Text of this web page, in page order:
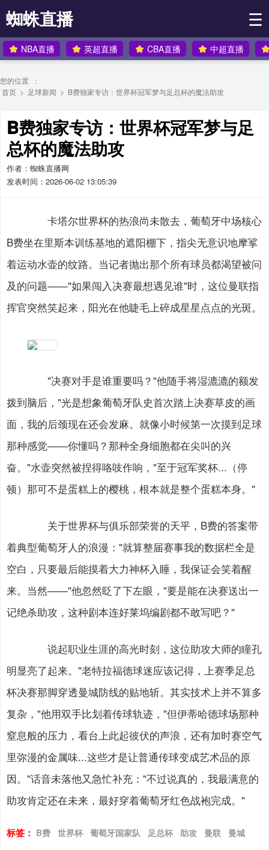
蜘蛛直播 ☰
NBA直播 英超直播 CBA直播 中超直播
您的位置 ：
首页 > 足球新闻 > B费独家专访：世界杯冠军梦与足总杯的魔法助攻
B费独家专访：世界杯冠军梦与足
总杯的魔法助攻
作者：蜘蛛直播网
发表时间：2026-06-02 13:05:39
卡塔尔世界杯的热浪尚未散去，葡萄牙中场核心
B费坐在里斯本训练基地的遮阳棚下，指尖无意识地摩挲
着运动水壶的纹路。当记者抛出那个所有球员都渴望被问
及的问题——"如果闯入决赛最想遇见谁"时，这位曼联指
挥官突然笑起来，阳光在他睫毛上碎成星星点点的光斑。
"决赛对手是谁重要吗？"他随手将湿漉漉的额发
拨到脑后，"光是想象葡萄牙队史首次踏上决赛草皮的画
面，我的后颈现在还会发麻。就像小时候第一次摸到足球
那种感觉——你懂吗？那种全身细胞都在尖叫的兴
奋。"水壶突然被捏得咯吱作响，"至于冠军奖杯...（停
顿）那可不是蛋糕上的樱桃，根本就是整个蛋糕本身。"
关于世界杯与俱乐部荣誉的天平，B费的答案带
着典型葡萄牙人的浪漫："就算整届赛事我的数据栏全是
空白，只要最后能摸着大力神杯入睡，我保证会笑着醒
来。当然——"他忽然眨了下左眼，"要是能在决赛送出一
记绝杀助攻，这种剧本连好莱坞编剧都不敢写吧？"
说起职业生涯的高光时刻，这位助攻大师的瞳孔
明显亮了起来。"老特拉福德球迷应该记得，上赛季足总
杯决赛那脚穿透曼城防线的贴地斩。其实技术上并不算多
复杂，"他用双手比划着传球轨迹，"但伊蒂哈德球场那种
窒息般的压力，看台上此起彼伏的声浪，还有加时赛空气
里弥漫的金属味...这些才是让普通传球变成艺术品的原
因。"话音未落他又急忙补充："不过说真的，我最满意的
助攻肯定还在未来，最好穿着葡萄牙红色战袍完成。"
标签： B费 世界杯 葡萄牙国家队 足总杯 助攻 曼联 曼城